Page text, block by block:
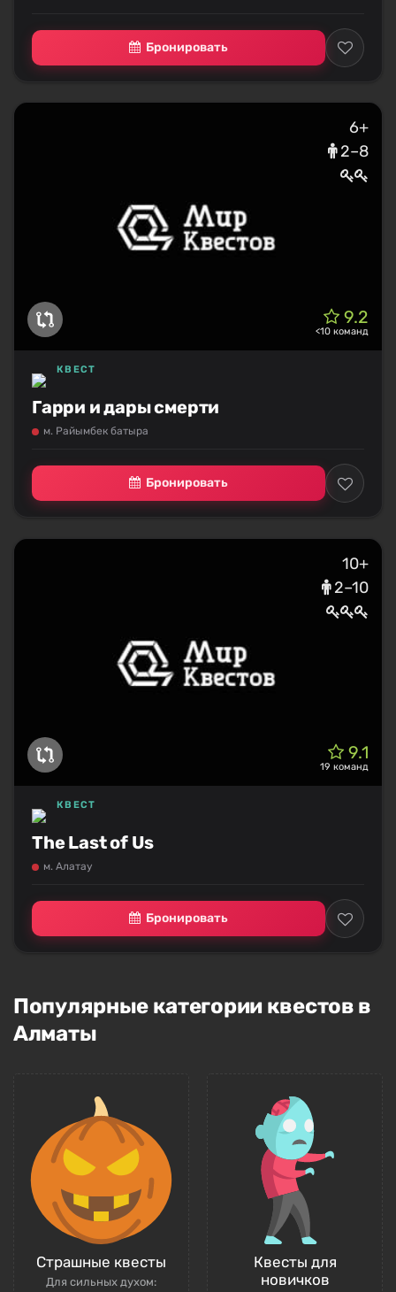
Бронировать
6+
2–8
9.2
<10 команд
Гарри и дары смерти
КВЕСТ
м. Райымбек батыра
Бронировать
10+
2–10
9.1
19 команд
The Last of Us
КВЕСТ
м. Алатау
Бронировать
Популярные категории квестов в
Алматы
Страшные квесты
Для сильных духом:
Квесты для
новичков